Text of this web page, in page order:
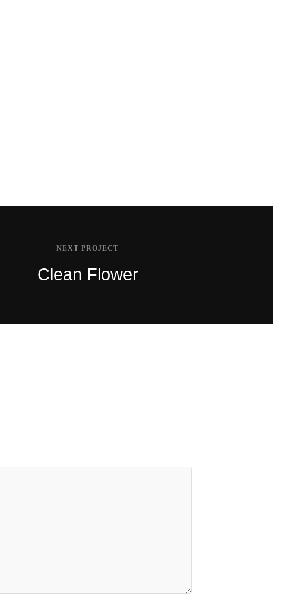
NEXT PROJECT
Clean Flower